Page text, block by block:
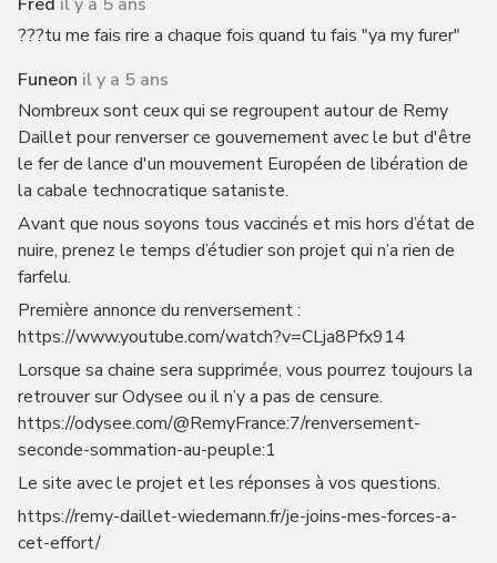
???tu me fais rire a chaque fois quand tu fais "ya my furer"
Funeon il y a 5 ans
Nombreux sont ceux qui se regroupent autour de Remy
Daillet pour renverser ce gouvernement avec le but d'être
le fer de lance d'un mouvement Européen de libération de
la cabale technocratique sataniste.
Avant que nous soyons tous vaccinés et mis hors d’état de
nuire, prenez le temps d’étudier son projet qui n’a rien de
farfelu.
Première annonce du renversement :
https://www.youtube.com/watch?v=CLja8Pfx914
Lorsque sa chaine sera supprimée, vous pourrez toujours la
retrouver sur Odysee ou il n’y a pas de censure.
https://odysee.com/@RemyFrance:7/renversement-
seconde-sommation-au-peuple:1
Le site avec le projet et les réponses à vos questions.
https://remy-daillet-wiedemann.fr/je-joins-mes-forces-a-
cet-effort/